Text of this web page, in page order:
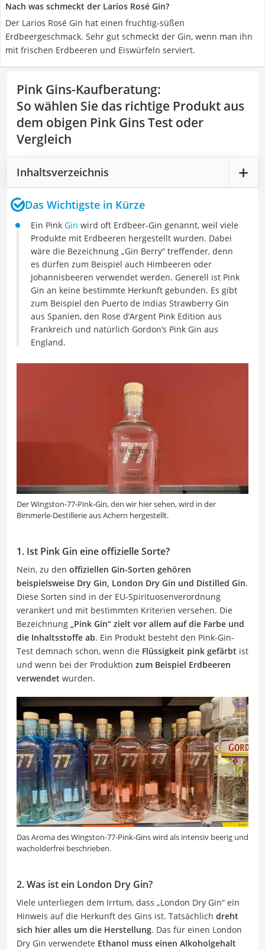
Nach was schmeckt der Larios Rosé Gin?
Der Larios Rosé Gin hat einen fruchtig-süßen
Erdbeergeschmack. Sehr gut schmeckt der Gin, wenn man ihn
mit frischen Erdbeeren und Eiswürfeln serviert.
Pink Gins-Kaufberatung:
So wählen Sie das richtige Produkt aus
dem obigen Pink Gins Test oder
Vergleich
Inhaltsverzeichnis
Das Wichtigste in Kürze
Ein Pink Gin wird oft Erdbeer-Gin genannt, weil viele
Produkte mit Erdbeeren hergestellt wurden. Dabei
wäre die Bezeichnung „Gin Berry“ treffender, denn
es dürfen zum Beispiel auch Himbeeren oder
Johannisbeeren verwendet werden. Generell ist Pink
Gin an keine bestimmte Herkunft gebunden. Es gibt
zum Beispiel den Puerto de Indias Strawberry Gin
aus Spanien, den Rose d’Argent Pink Edition aus
Frankreich und natürlich Gordon’s Pink Gin aus
England.
Der Wingston-77-Pink-Gin, den wir hier sehen, wird in der
Bimmerle-Destillerie aus Achern hergestellt.
1. Ist Pink Gin eine offizielle Sorte?
Nein, zu den offiziellen Gin-Sorten gehören
beispielsweise Dry Gin, London Dry Gin und Distilled Gin.
Diese Sorten sind in der EU-Spirituosenverordnung
verankert und mit bestimmten Kriterien versehen. Die
Bezeichnung „Pink Gin“ zielt vor allem auf die Farbe und
die Inhaltsstoffe ab. Ein Produkt besteht den Pink-Gin-
Test demnach schon, wenn die Flüssigkeit pink gefärbt ist
und wenn bei der Produktion zum Beispiel Erdbeeren
verwendet wurden.
Das Aroma des Wingston-77-Pink-Gins wird als intensiv beerig und
wacholderfrei beschrieben.
2. Was ist ein London Dry Gin?
Viele unterliegen dem Irrtum, dass „London Dry Gin“ ein
Hinweis auf die Herkunft des Gins ist. Tatsächlich dreht
sich hier alles um die Herstellung. Das für einen London
Dry Gin verwendete Ethanol muss einen Alkoholgehalt